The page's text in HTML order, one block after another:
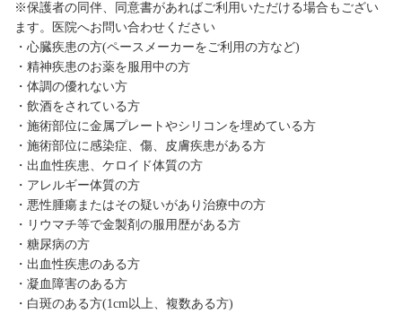
※保護者の同伴、同意書があればご利用いただける場合もござい
ます。医院へお問い合わせください
・心臓疾患の方(ペースメーカーをご利用の方など)
・精神疾患のお薬を服用中の方
・体調の優れない方
・飲酒をされている方
・施術部位に金属プレートやシリコンを埋めている方
・施術部位に感染症、傷、皮膚疾患がある方
・出血性疾患、ケロイド体質の方
・アレルギー体質の方
・悪性腫瘍またはその疑いがあり治療中の方
・リウマチ等で金製剤の服用歴がある方
・糖尿病の方
・出血性疾患のある方
・凝血障害のある方
・白斑のある方(1cm以上、複数ある方)